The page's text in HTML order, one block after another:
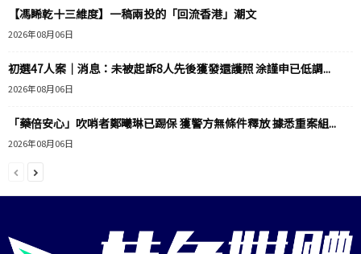
【馮睎乾十三維度】一稿兩投的「回流香港」潮文
2026年08月06日
初選47人案｜消息：未被起訴8人先後獲發還護照 涂謹申已低調...
2026年08月06日
「藥倍安心」吹哨者鄭曦琳已踢保 獲警方無條件釋放 據悉重案組...
2026年08月06日